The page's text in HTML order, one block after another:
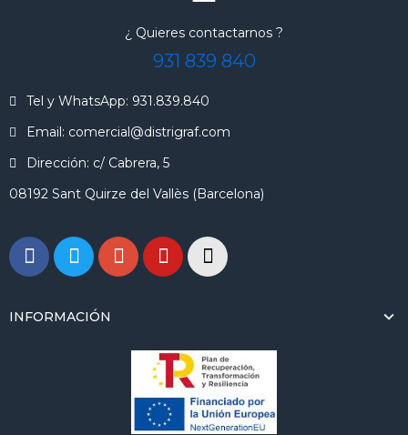
¿ Quieres contactarnos ?
931 839 840
Tel y WhatsApp: 931.839.840
Email: comercial@distrigraf.com
Dirección: c/ Cabrera, 5
08192 Sant Quirze del Vallès (Barcelona)
INFORMACIÓN